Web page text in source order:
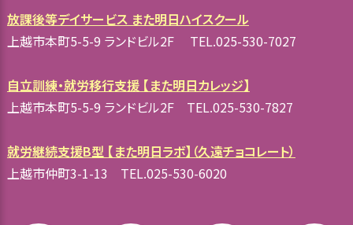
放課後等デイサービス また明日ハイスクール
上越市本町5-5-9 ランドビル2F TEL.025-530-7027
自立訓練・就労移行支援 【また明日カレッジ】
上越市本町5-5-9 ランドビル2F TEL.025-530-7827
就労継続支援B型 【また明日ラボ】（久遠チョコレート）
上越市仲町3-1-13 TEL.025-530-6020